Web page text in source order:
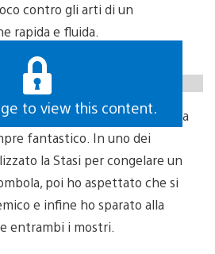
contro gli arti di un
rapida e fluida.
to view this content.
più nemici utilizzando la
fantastico. In uno dei
la Stasi per congelare un
poi ho aspettato che si
e infine ho sparato alla
entrambi i mostri.